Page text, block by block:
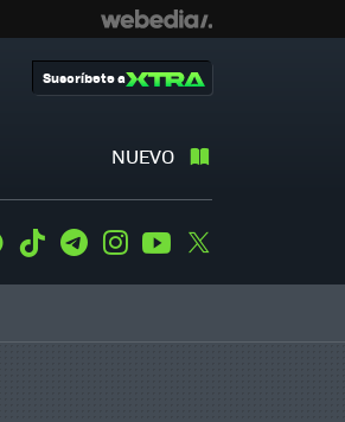
NUEVO
Suscríbete a
WhatsApp
Tiktok TelegramInstagramYoutube